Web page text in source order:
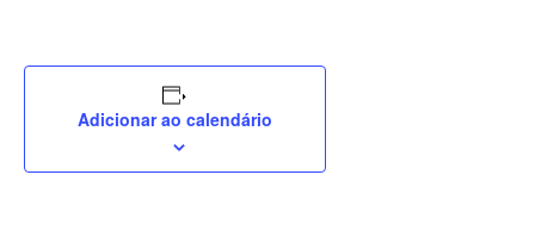
Adicionar ao calendário